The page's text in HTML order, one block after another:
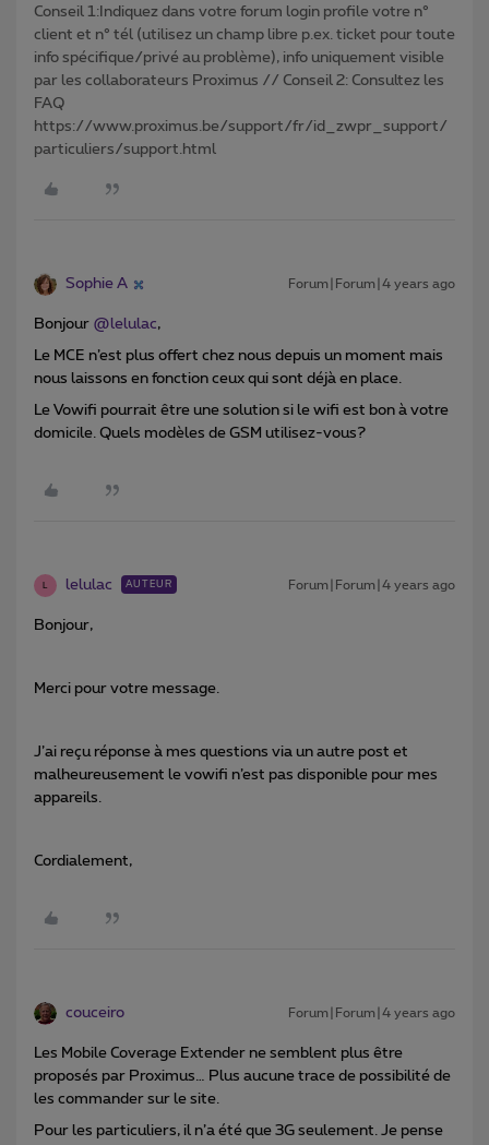
Conseil 1:Indiquez dans votre forum login profile votre n°
client et n° tél (utilisez un champ libre p.ex. ticket pour toute
info spécifique/privé au problème), info uniquement visible
par les collaborateurs Proximus // Conseil 2: Consultez les
FAQ
https://www.proximus.be/support/fr/id_zwpr_support/
particuliers/support.html
Sophie A Forum|Forum|4 years ago
Bonjour @lelulac,
Le MCE n’est plus offert chez nous depuis un moment mais
nous laissons en fonction ceux qui sont déjà en place.
Le Vowifi pourrait être une solution si le wifi est bon à votre
domicile. Quels modèles de GSM utilisez-vous?
lelulac AUTEUR Forum|Forum|4 years ago
Bonjour,
Merci pour votre message.
J’ai reçu réponse à mes questions via un autre post et
malheureusement le vowifi n’est pas disponible pour mes
appareils.
Cordialement,
couceiro Forum|Forum|4 years ago
Les Mobile Coverage Extender ne semblent plus être
proposés par Proximus… Plus aucune trace de possibilité de
les commander sur le site.
Pour les particuliers, il n’a été que 3G seulement. Je pense